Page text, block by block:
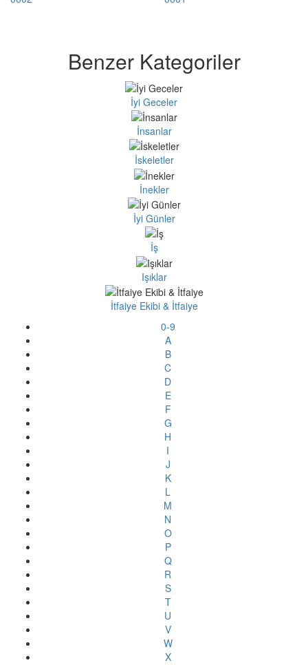
Benzer Kategoriler
İyi Geceler
İnsanlar
İskeletler
İnekler
İyi Günler
İş
Işıklar
İtfaiye Ekibi & İtfaiye
0-9
A
B
C
D
E
F
G
H
I
J
K
L
M
N
O
P
Q
R
S
T
U
V
W
X